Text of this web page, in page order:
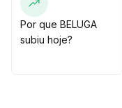
sustentabilidade
possíveis quedas
Investidores de
atentamente o
Recomenda-se
Por que BELUGA
subiu hoje?